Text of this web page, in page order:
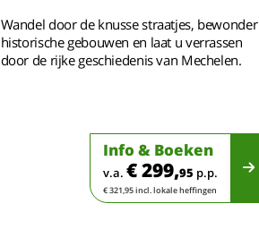
Wandel door de knusse straatjes, bewonder
historische gebouwen en laat u verrassen
door de rijke geschiedenis van Mechelen.
Info & Boeken
v.a.€ 299,95 p.p.
€ 321,95 incl. lokale heffingen